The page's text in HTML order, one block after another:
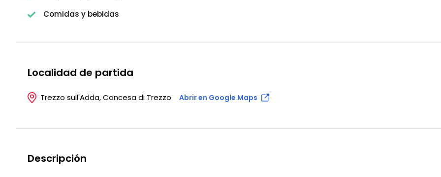
Comidas y bebidas
Localidad de partida
Trezzo sull'Adda, Concesa di Trezzo Abrir en Google Maps
Descripción